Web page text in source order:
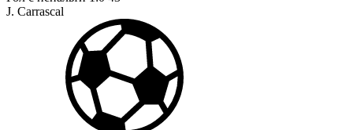
J. Carrascal